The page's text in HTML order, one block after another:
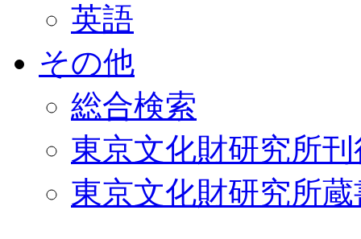
英語
その他
総合検索
東京文化財研究所
東京文化財研究所